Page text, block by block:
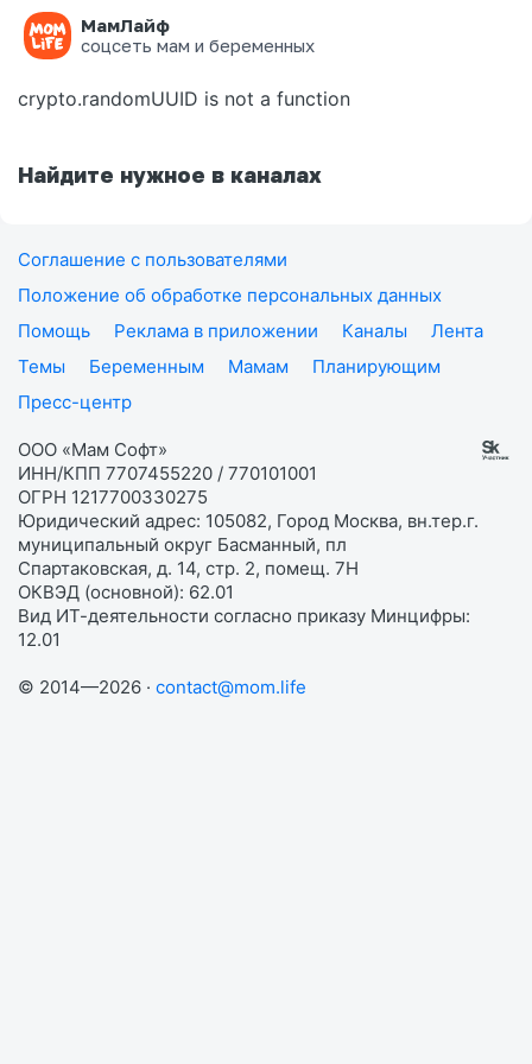
МамЛайф
соцсеть мам и беременных
Ошибка на странице
crypto.randomUUID is not a function
Найдите нужное в каналах
Соглашение с пользователями
Положение об обработке персональных данных
Помощь
Реклама в приложении Каналы
Лента
Темы
Беременным Мамам
Планирующим
Пресс-центр
ООО «Мам Софт»
ИНН/КПП 7707455220 / 770101001
ОГРН 1217700330275
Юридический адрес: 105082, Город Москва, вн.тер.г.
муниципальный округ Басманный, пл
Спартаковская, д. 14, стр. 2, помещ. 7Н
ОКВЭД (основной): 62.01
Вид ИТ-деятельности согласно приказу Минцифры:
12.01
© 2014—2026 · contact@mom.life